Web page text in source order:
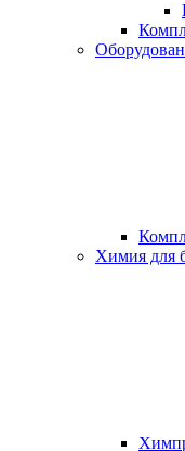
Химия для